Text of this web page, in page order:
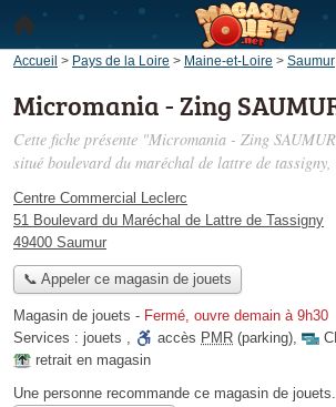
Accueil > Pays de la Loire > Maine-et-Loire > Saumur
Micromania - Zing
Cette fiche présente "Micromania - Zing
situé boulevard du maréchal de lattre de tassigny,
Centre Commercial Leclerc
51 Boulevard du Maréchal de Lattre de Tassigny
49400 Saumur
📞 Appeler ce magasin de jouets
Magasin de jouets - Fermé, ouvre demain à 9h30
Services : jouets , accès PMR (parking),
retrait en magasin
Une personne recommande ce magasin de jouets.